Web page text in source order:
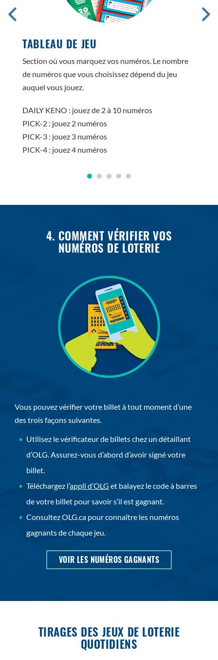
TABLEAU DE JEU
Section où vous marquez vos numéros. Le nombre
de numéros que vous choisissez dépend du jeu
auquel vous jouez.
DAILY KENO : jouez de 2 à 10 numéros
PICK-2 : jouez 2 numéros
PICK-3 : jouez 3 numéros
PICK-4 : jouez 4 numéros
4. COMMENT VÉRIFIER VOS
NUMÉROS DE LOTERIE
Vous pouvez vérifier votre billet à tout moment d’une
des trois façons suivantes.
Utilisez le vérificateur de billets chez un détaillant
d’OLG. Assurez-vous d’abord d’avoir signé votre
billet.
Téléchargez l’appli d’OLG et balayez le code à barres
de votre billet pour savoir s’il est gagnant.
Consultez OLG.ca pour connaître les numéros
gagnants de chaque jeu.
VOIR LES NUMÉROS GAGNANTSOUVRIR
DANS
FENÃªTRE
TIRAGES DES JEUX DE LOTERIE
QUOTIDIENS